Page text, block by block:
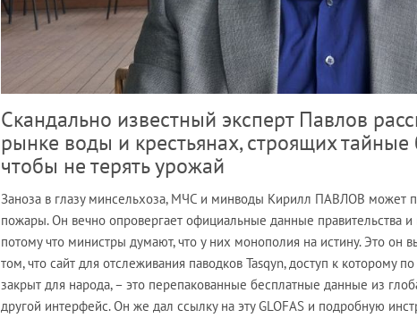
Скандально известный эксперт Павлов
рынке воды и крестьянах, строящих
чтобы не терять урожай
Заноза в глазу минсельхоза, МЧС и минводы Кирилл ПАВЛОВ может
пожары. Он вечно опровергает официальные данные правительства и
потому что министры думают, что у них монополия на истину. Это он
том, что сайт для отслеживания паводков Tasqyn, доступ к
закрыт для народа, – это перепакованные бесплатные данные из
другой интерфейс. Он же дал ссылку на эту GLOFAS и подробную